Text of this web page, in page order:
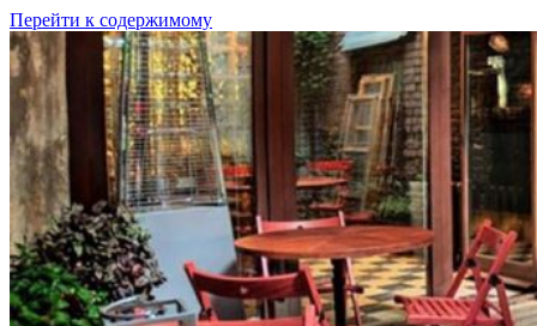
Перейти к содержимому